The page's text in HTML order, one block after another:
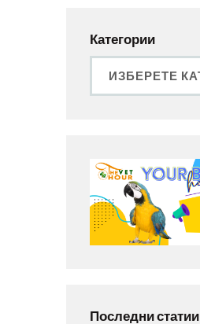
Категории
Последни статии